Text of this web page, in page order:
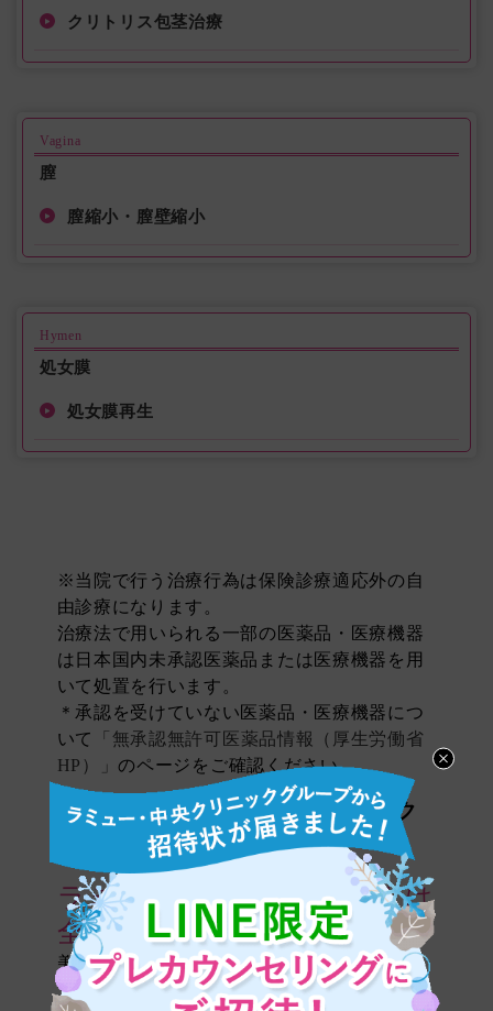
クリトリス包茎治療
Vagina
膣
膣縮小・膣壁縮小
Hymen
処女膜
処女膜再生
※当院で行う治療行為は保険診療適応外の自
由診療になります。
治療法で用いられる一部の医薬品・医療機器
は日本国内未承認医薬品または医療機器を用
いて処置を行います。
＊承認を受けていない医薬品・医療機器につ
いて
「無承認無許可医薬品情報（厚生労働省
HP）」のページをご確認ください。
全国のラミュー・中央クリニック
list of clinic
ラミュー・中央クリニックは
全国19院。
美容外科治療には確かな医療技術が求められま
す。